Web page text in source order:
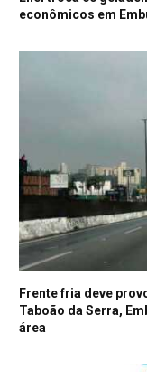
econômicos em
Frente fria deve
Taboão da Serra,
área